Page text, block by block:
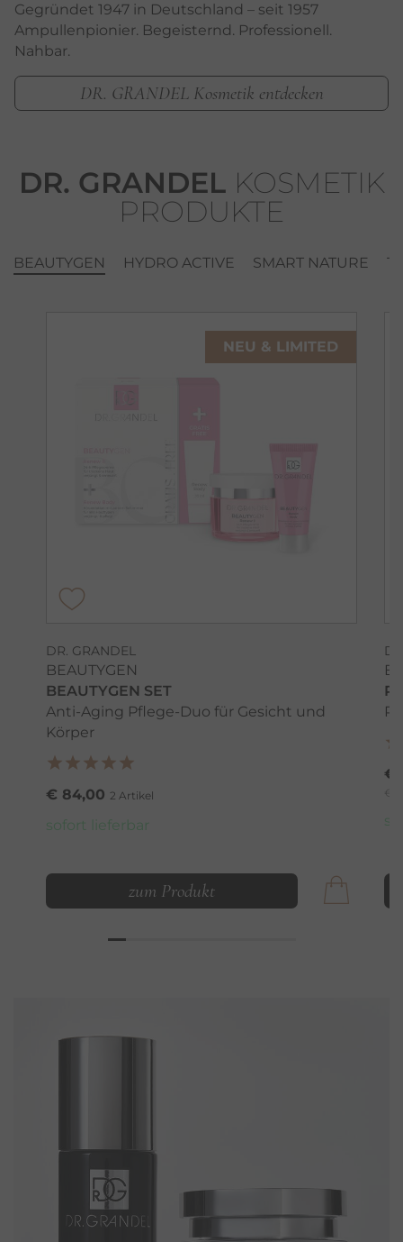
Gegründet 1947 in Deutschland – seit 1957
Ampullenpionier. Begeisternd. Professionell.
Nahbar.
DR. GRANDEL Kosmetik entdecken
DR. GRANDEL KOSMETIK
PRODUKTE
BEAUTYGEN HYDRO ACTIVE SMART NATURE
NEU & LIMITED
DR. GRANDEL
BEAUTYGEN
BEAUTYGEN SET
Anti-Aging Pflege-Duo für Gesicht und
Körper
€ 84,00 2 Artikel
sofort lieferbar
zum Produkt
€
€